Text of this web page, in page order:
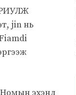
jin нь
эхэнд